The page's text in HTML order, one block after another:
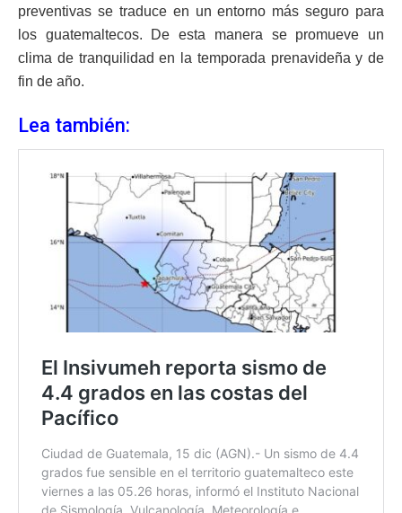
preventivas se traduce en un entorno más seguro para
los guatemaltecos. De esta manera se promueve un
clima de tranquilidad en la temporada prenavideña y de
fin de año.
Lea también: